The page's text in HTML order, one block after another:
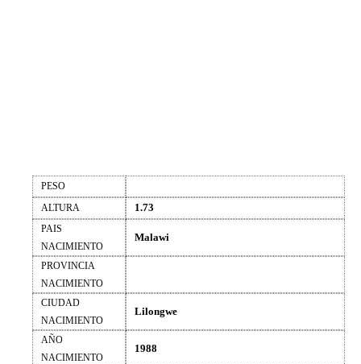
PESO
ALTURA
1.73
PAIS
NACIMIENTO
Malawi
PROVINCIA
NACIMIENTO
CIUDAD
NACIMIENTO
Lilongwe
AÑO
NACIMIENTO
1988